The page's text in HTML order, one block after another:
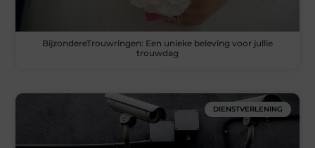
BijzondereTrouwringen: Een unieke beleving voor jullie
trouwdag
DIENSTVERLENING